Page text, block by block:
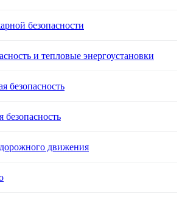
безопасности
и тепловые энергоустановки
безопасность
безопасность
движения